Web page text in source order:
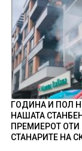
ГОДИНА И ПОЛ
НАШАТА
ПРЕМИЕРОТ
СТАНАРИТЕ НА